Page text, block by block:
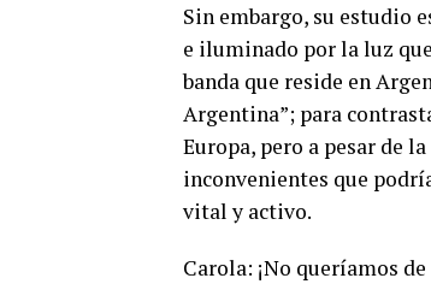
Sin embargo, su estudio
e iluminado por la luz
banda que reside en
Argentina”; para
Europa, pero a pesar de
inconvenientes que
vital y activo.
Carola: ¡No queríamos